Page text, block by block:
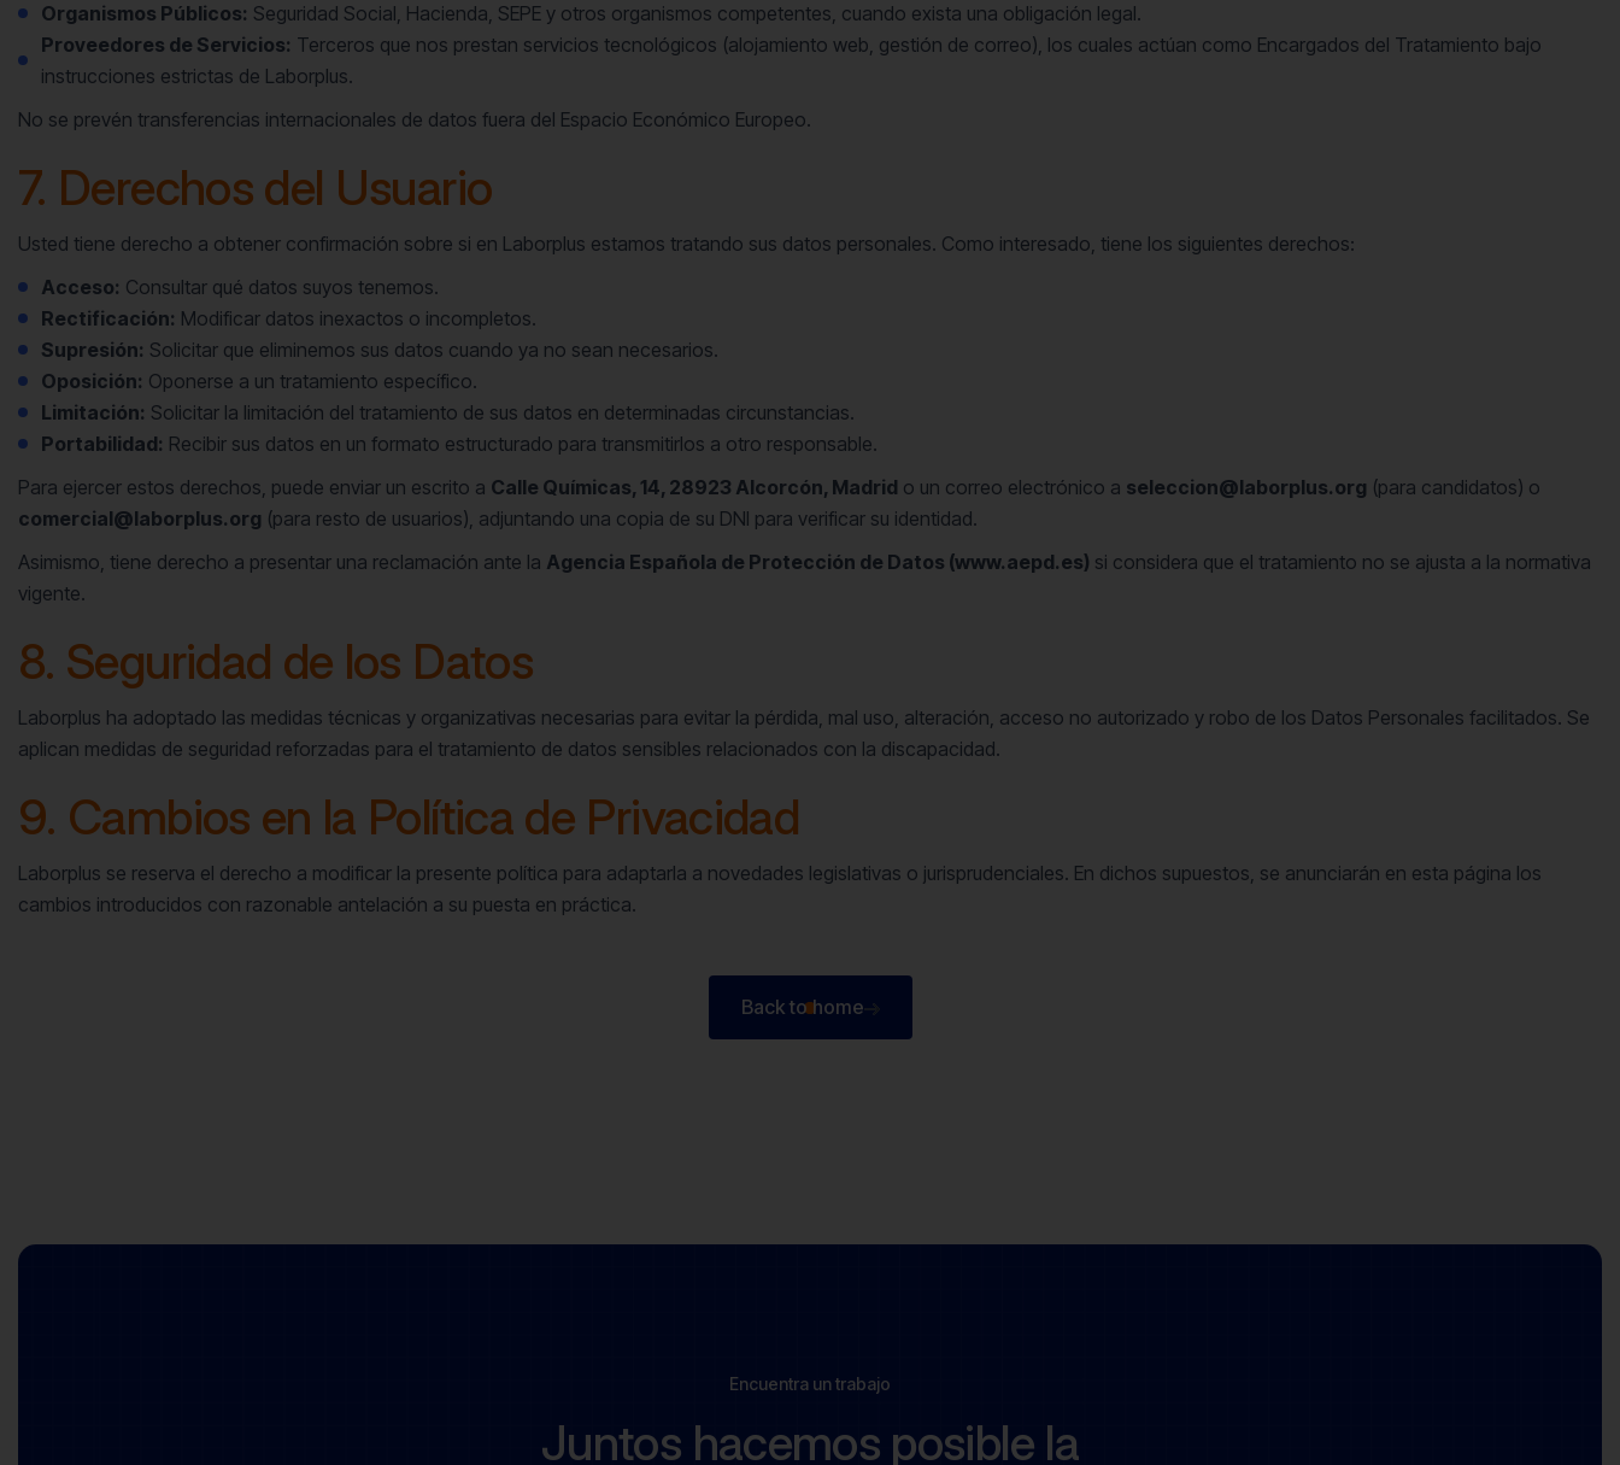
Organismos Públicos: Seguridad Social, Hacienda, SEPE y otros organismos competentes, cuando exista una obligación legal.
Proveedores de Servicios: Terceros que nos prestan servicios tecnológicos (alojamiento web, gestión de correo), los cuales actúan como Encargados del Tratamiento bajo
instrucciones estrictas de Laborplus.
No se prevén transferencias internacionales de datos fuera del Espacio Económico Europeo.
7. Derechos del Usuario
Usted tiene derecho a obtener confirmación sobre si en Laborplus estamos tratando sus datos personales. Como interesado, tiene los siguientes derechos:
Acceso: Consultar qué datos suyos tenemos.
Rectificación: Modificar datos inexactos o incompletos.
Supresión: Solicitar que eliminemos sus datos cuando ya no sean necesarios.
Oposición: Oponerse a un tratamiento específico.
Limitación: Solicitar la limitación del tratamiento de sus datos en determinadas circunstancias.
Portabilidad: Recibir sus datos en un formato estructurado para transmitirlos a otro responsable.
Para ejercer estos derechos, puede enviar un escrito a Calle Químicas, 14, 28923 Alcorcón, Madrid o un correo electrónico a seleccion@laborplus.org (para candidatos) o
comercial@laborplus.org (para resto de usuarios), adjuntando una copia de su DNI para verificar su identidad.
Asimismo, tiene derecho a presentar una reclamación ante la Agencia Española de Protección de Datos (www.aepd.es) si considera que el tratamiento no se ajusta a la normativa
vigente.
8. Seguridad de los Datos
Laborplus ha adoptado las medidas técnicas y organizativas necesarias para evitar la pérdida, mal uso, alteración, acceso no autorizado y robo de los Datos Personales facilitados. Se
aplican medidas de seguridad reforzadas para el tratamiento de datos sensibles relacionados con la discapacidad.
9. Cambios en la Política de Privacidad
Laborplus se reserva el derecho a modificar la presente política para adaptarla a novedades legislativas o jurisprudenciales. En dichos supuestos, se anunciarán en esta página los
cambios introducidos con razonable antelación a su puesta en práctica.
Back to home
Back to home
Encuentra un trabajo
Juntos hacemos posible la